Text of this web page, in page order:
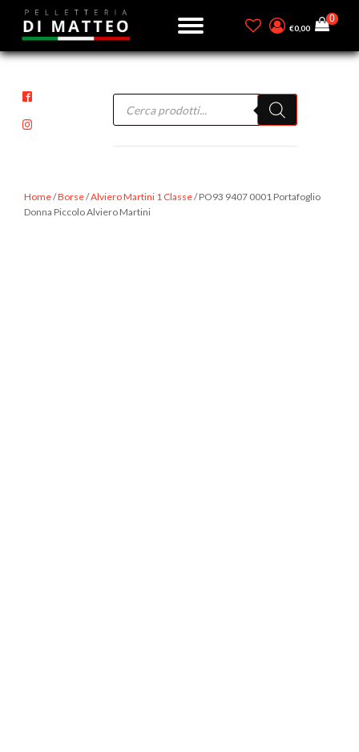
€0,00
Products
search
Home/Borse/Alviero Martini 1 Classe/ PO93 9407 0001 Portafoglio
Donna Piccolo Alviero Martini